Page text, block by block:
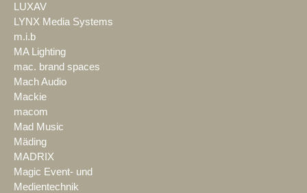
LUXAV
LYNX Media Systems
m.i.b
MA Lighting
mac. brand spaces
Mach Audio
Mackie
macom
Mad Music
Mäding
MADRIX
Magic Event- und
Medientechnik